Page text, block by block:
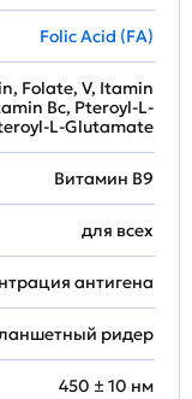
Folic Acid (FA)
Folate, V, Itamin
Bc, Pteroyl-L-
L-Glutamate
Витамин В9
для всех
антигена
ридер
450 ± 10 нм